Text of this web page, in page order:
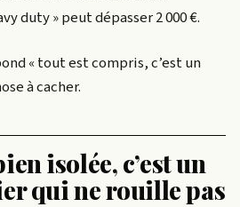
duty » peut dépasser 2 000 €.
« tout est compris, c’est un
à cacher.
isolée, c’est un
qui ne rouille pas